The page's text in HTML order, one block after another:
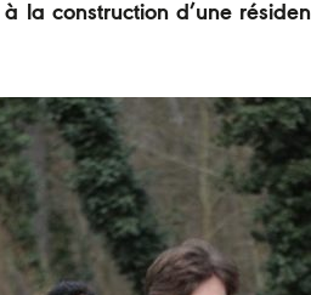
construction d’une